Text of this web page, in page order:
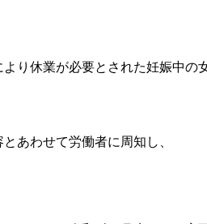
休業が必要とされた妊娠中の
あわせて労働者に周知し、